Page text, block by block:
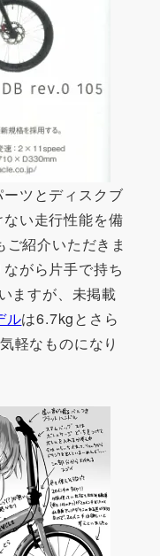
ツとディスクブ
い走行性能を備
ご紹介いただきま
がら片手で持ち
ますが、未掲載
ルは6.7kgとさら
軽なものになり